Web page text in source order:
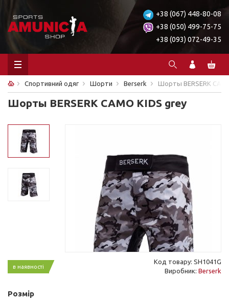
+38 (067) 448-80-08
+38 (050) 499-75-75
+38 (093) 072-49-35
Спортивний одяг Шорти Berserk Шорты BERSERK
Шорты BERSERK CAMO KIDS grey
в наявності
Код товару: SH1041G
Виробник: Berserk
Розмір